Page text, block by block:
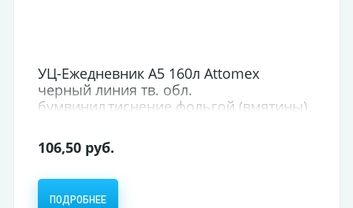
УЦ-Ежедневник А5 160л Attomex
черный линия тв. обл.
бумвинил,тиснение фольгой (вмятины)
106,50 руб.
ПОДРОБНЕЕ